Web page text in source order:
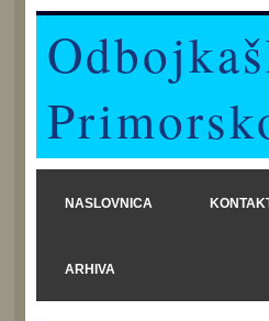
NASLOVNICA
ARHIVA